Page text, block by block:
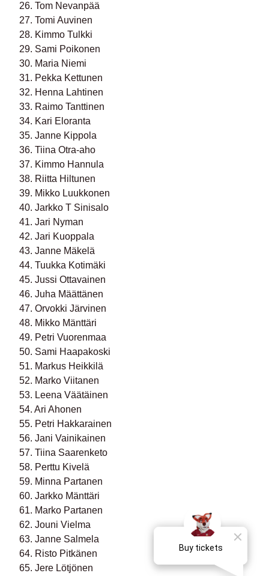
26. Tom Nevanpää
27. Tomi Auvinen
28. Kimmo Tulkki
29. Sami Poikonen
30. Maria Niemi
31. Pekka Kettunen
32. Henna Lahtinen
33. Raimo Tanttinen
34. Kari Eloranta
35. Janne Kippola
36. Tiina Otra-aho
37. Kimmo Hannula
38. Riitta Hiltunen
39. Mikko Luukkonen
40. Jarkko T Sinisalo
41. Jari Nyman
42. Jari Kuoppala
43. Janne Mäkelä
44. Tuukka Kotimäki
45. Jussi Ottavainen
46. Juha Määttänen
47. Orvokki Järvinen
48. Mikko Mänttäri
49. Petri Vuorenmaa
50. Sami Haapakoski
51. Markus Heikkilä
52. Marko Viitanen
53. Leena Väätäinen
54. Ari Ahonen
55. Petri Hakkarainen
56. Jani Vainikainen
57. Tiina Saarenketo
58. Perttu Kivelä
59. Minna Partanen
60. Jarkko Mänttäri
61. Marko Partanen
62. Jouni Vielma
63. Janne Salmela
64. Risto Pitkänen
65. Jere Lötjönen